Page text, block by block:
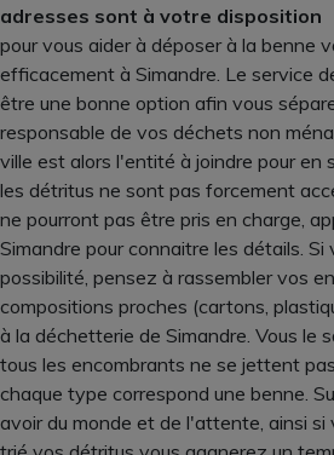
adresses sont à votre disposition
pour vous aider à déposer à la benne
efficacement à Simandre. Le service
être une bonne option afin vous
responsable de vos déchets non
ville est alors l'entité à joindre pour en
les détritus ne sont pas forcement
ne pourront pas être pris en charge,
Simandre pour connaitre les détails. Si
possibilité, pensez à rassembler vos
compositions proches (cartons,
à la déchetterie de Simandre. Vous le
tous les encombrants ne se jettent
chaque type correspond une benne.
avoir du monde et de l'attente, ainsi si